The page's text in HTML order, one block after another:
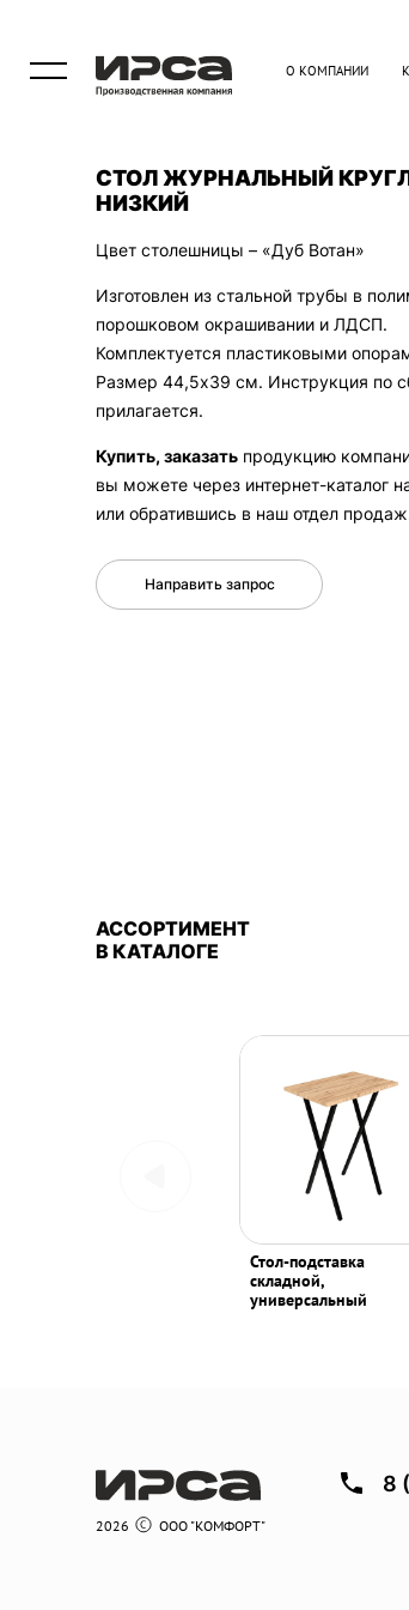
О КОМПАНИИ
СТОЛ ЖУРНАЛЬНЫЙ
НИЗКИЙ
Цвет столешницы – «Дуб Вотан»
Изготовлен из стальной трубы в
порошковом окрашивании и ЛДСП.
Комплектуется пластиковыми
Размер 44,5х39 см. Инструкция по
прилагается.
Купить, заказать продукцию
вы можете через интернет-каталог
или обратившись в наш отдел
Направить запрос
АССОРТИМЕНТ
В КАТАЛОГЕ
Стол-подставка
складной,
универсальный
2026 ООО "КОМФОРТ"
8